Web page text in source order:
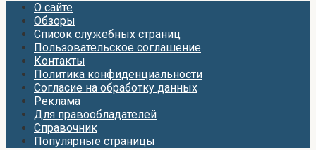
О сайте
Обзоры
Список служебных страниц
Пользовательское соглашение
Контакты
Политика конфиденциальности
Согласие на обработку данных
Реклама
Для правообладателей
Справочник
Популярные страницы